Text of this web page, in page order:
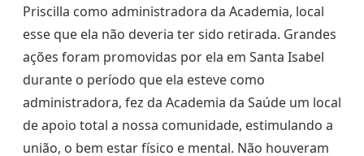
Priscilla como administradora da Academia, local
esse que ela não deveria ter sido retirada. Grandes
ações foram promovidas por ela em Santa Isabel
durante o período que ela esteve como
administradora, fez da Academia da Saúde um local
de apoio total a nossa comunidade, estimulando a
união, o bem estar físico e mental. Não houveram